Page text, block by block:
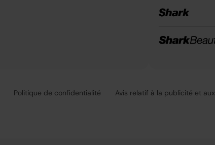
Politique de confidentialité Avis relatif à la publicité et